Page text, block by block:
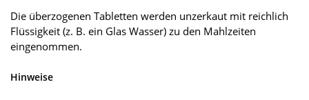
Die überzogenen Tabletten werden unzerkaut mit reichlich
Flüssigkeit (z. B. ein Glas Wasser) zu den Mahlzeiten
eingenommen.
Hinweise